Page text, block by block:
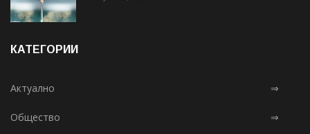
КАТЕГОРИИ
Актуално ⇒
Общество ⇒